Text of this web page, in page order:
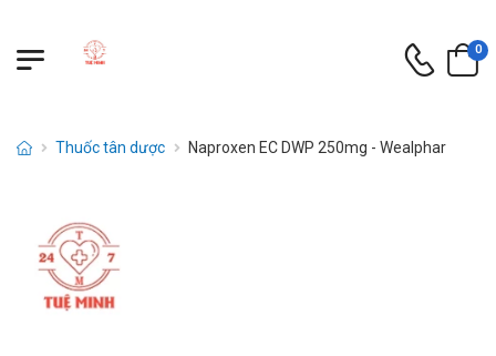
0
Thuốc tân dược Naproxen EC DWP 250mg - Wealphar